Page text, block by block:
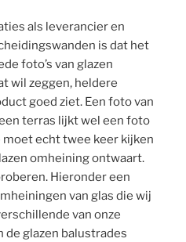
als leverancier en
is dat het
foto’s van glazen
wil zeggen, heldere
goed ziet. Een foto van
terras lijkt wel een foto
moet echt twee keer kijken
omheining ontwaart.
Hieronder een
van glas die wij
van onze
de glazen balustrades